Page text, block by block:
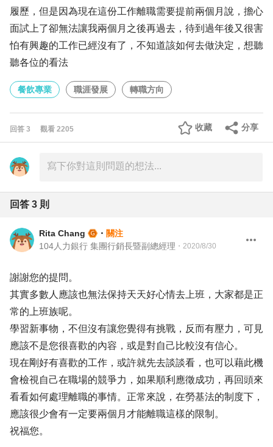
履歷，但是因為現在這份工作離職需要提前兩個月說，擔心
面試上了卻無法讓我兩個月之後再過去，待到過年後又很害
怕有興趣的工作已經沒有了，不知道該如何去做決定，想聽
聽各位的看法
餐飲專業 職涯發展 轉職方向
回答 3 觀看 2205 分享
收藏
回答 3 則
Rita Chang ・ 關注
104人力銀行 集團行銷長暨副總經理 ・ 2020/8/30
謝謝您的提問。
其實多數人應該也無法保持天天好心情去上班，大家都是正
常的上班族呢。
學習新事物，不但沒有讓您覺得有挑戰，反而有壓力，可見
應該不是您很喜歡的內容，或是對自己比較沒有信心。
現在剛好有喜歡的工作，或許就先去談談看，也可以藉此機
會檢視自己在職場的競爭力，如果順利應徵成功，再回頭來
看看如何處理離職的事情。正常來說，在勞基法的制度下，
應該很少會有一定要兩個月才能離職這樣的限制。
祝福您。